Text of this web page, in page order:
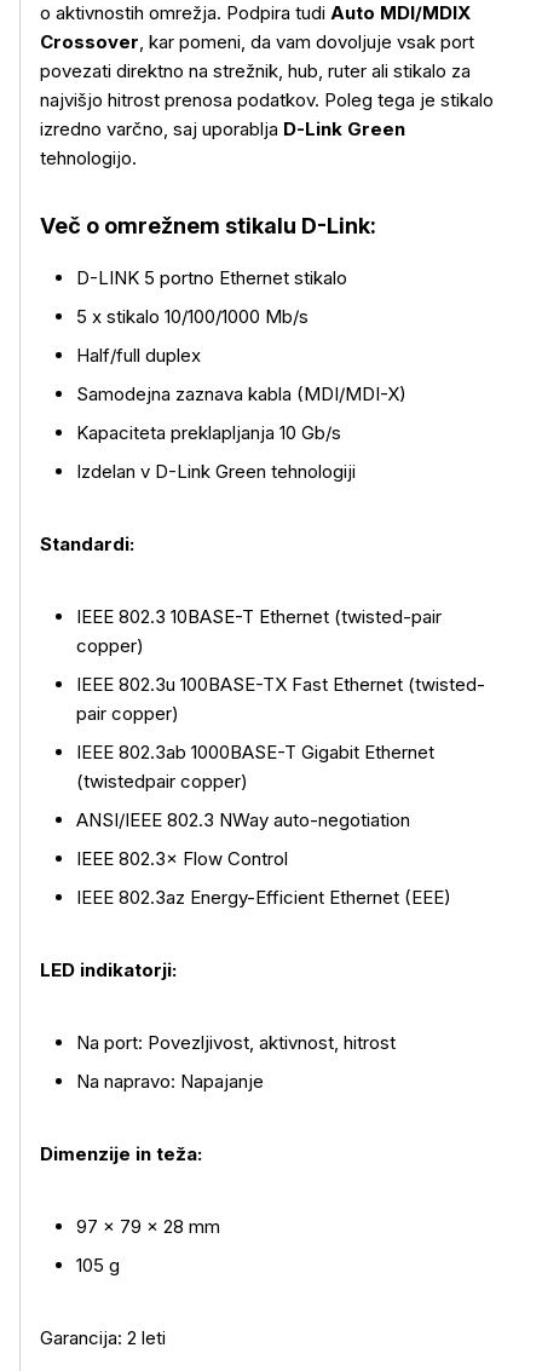
Več o izdelku
o aktivnostih omrežja. Podpira tudi Auto MDI/MDIX
Crossover, kar pomeni, da vam dovoljuje vsak port
povezati direktno na strežnik, hub, ruter ali stikalo za
najvišjo hitrost prenosa podatkov. Poleg tega je stikalo
izredno varčno, saj uporablja D-Link Green
tehnologijo.
Več o omrežnem stikalu D-Link:
D-LINK 5 portno Ethernet stikalo
5 x stikalo 10/100/1000 Mb/s
Half/full duplex
Samodejna zaznava kabla (MDI/MDI-X)
Kapaciteta preklapljanja 10 Gb/s
Izdelan v D-Link Green tehnologiji
Standardi:
IEEE 802.3 10BASE-T Ethernet (twisted-pair
copper)
IEEE 802.3u 100BASE-TX Fast Ethernet (twisted-
pair copper)
IEEE 802.3ab 1000BASE-T Gigabit Ethernet
(twistedpair copper)
ANSI/IEEE 802.3 NWay auto-negotiation
IEEE 802.3× Flow Control
IEEE 802.3az Energy-Efficient Ethernet (EEE)
LED indikatorji:
Na port: Povezljivost, aktivnost, hitrost
Na napravo: Napajanje
Dimenzije in teža:
97 × 79 × 28 mm
105 g
Garancija: 2 leti